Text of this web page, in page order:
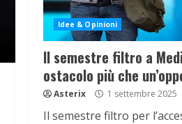
Idee & Opinioni
Il semestre filtro a
ostacolo più che
Asterix 1 settembre 2025
Il semestre filtro per